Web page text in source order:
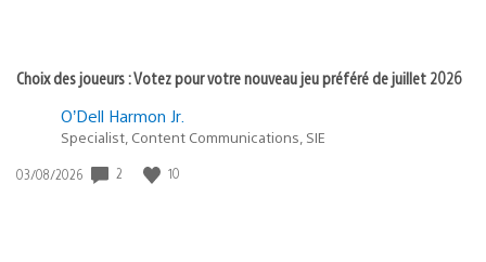
Choix des joueurs : Votez pour votre nouveau jeu préféré de juillet 2026
O’Dell Harmon Jr.
Specialist, Content Communications, SIE
Date
03/08/2026 2 10